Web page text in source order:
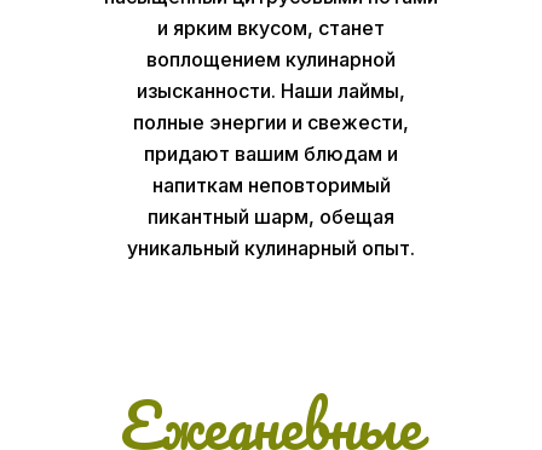
и ярким вкусом, станет
воплощением кулинарной
изысканности. Наши лаймы,
полные энергии и свежести,
придают вашим блюдам и
напиткам неповторимый
пикантный шарм, обещая
уникальный кулинарный опыт.
Ежедневные